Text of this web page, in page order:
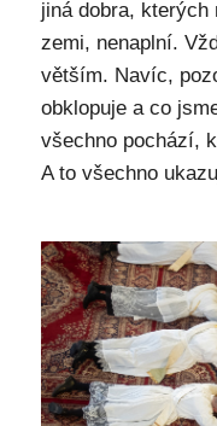
jiná dobra, kterých
zemi, nenaplní.
větším. Navíc,
obklopuje a co
všechno pochází,
A to všechno